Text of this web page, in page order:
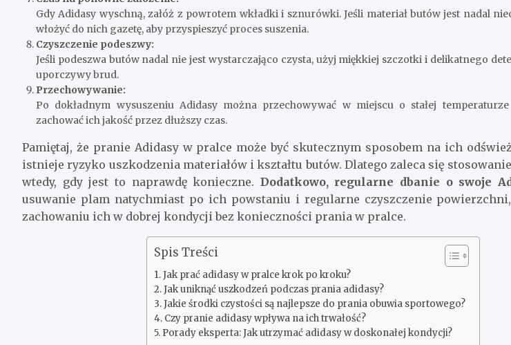
Gdy Adidasy wyschną, załóż z powrotem wkładki i sznurówki. Jeśli materiał butów jest nadal
włożyć do nich gazetę, aby przyspieszyć proces suszenia.
Czyszczenie podeszwy:
Jeśli podeszwa butów nadal nie jest wystarczająco czysta, użyj miękkiej szczotki i delikatnego
uporczywy brud.
Przechowywanie:
Po dokładnym wysuszeniu Adidasy można przechowywać w miejscu o stałej
zachować ich jakość przez dłuższy czas.
Pamiętaj, że pranie Adidasy w pralce może być skutecznym sposobem na ich
istnieje ryzyko uszkodzenia materiałów i kształtu butów. Dlatego zaleca się
wtedy, gdy jest to naprawdę konieczne. Dodatkowo, regularne dbanie o swoje
usuwanie plam natychmiast po ich powstaniu i regularne czyszczenie
zachowaniu ich w dobrej kondycji bez konieczności prania w pralce.
Spis Treści
Jak prać adidasy w pralce krok po kroku?
Jak uniknąć uszkodzeń podczas prania adidasy?
Jakie środki czystości są najlepsze do prania obuwia sportowego?
Czy pranie adidasy wpływa na ich trwałość?
Porady eksperta: Jak utrzymać adidasy w doskonałej kondycji?